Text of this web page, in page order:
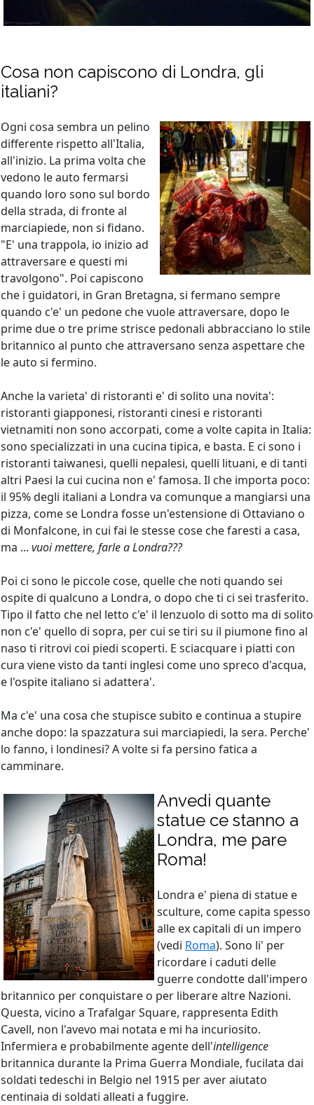
Cosa non capiscono di Londra, gli
italiani?
Ogni cosa sembra un pelino
differente rispetto all'Italia,
all'inizio. La prima volta che
vedono le auto fermarsi
quando loro sono sul bordo
della strada, di fronte al
marciapiede, non si fidano.
"E' una trappola, io inizio ad
attraversare e questi mi
travolgono". Poi capiscono
che i guidatori, in Gran Bretagna, si fermano sempre
quando c'e' un pedone che vuole attraversare, dopo le
prime due o tre prime strisce pedonali abbracciano lo stile
britannico al punto che attraversano senza aspettare che
le auto si fermino.
Anche la varieta' di ristoranti e' di solito una novita':
ristoranti giapponesi, ristoranti cinesi e ristoranti
vietnamiti non sono accorpati, come a volte capita in Italia:
sono specializzati in una cucina tipica, e basta. E ci sono i
ristoranti taiwanesi, quelli nepalesi, quelli lituani, e di tanti
altri Paesi la cui cucina non e' famosa. Il che importa poco:
il 95% degli italiani a Londra va comunque a mangiarsi una
pizza, come se Londra fosse un'estensione di Ottaviano o
di Monfalcone, in cui fai le stesse cose che faresti a casa,
ma ... vuoi mettere, farle a Londra???
Poi ci sono le piccole cose, quelle che noti quando sei
ospite di qualcuno a Londra, o dopo che ti ci sei trasferito.
Tipo il fatto che nel letto c'e' il lenzuolo di sotto ma di solito
non c'e' quello di sopra, per cui se tiri su il piumone fino al
naso ti ritrovi coi piedi scoperti. E sciacquare i piatti con
cura viene visto da tanti inglesi come uno spreco d'acqua,
e l'ospite italiano si adattera'.
Ma c'e' una cosa che stupisce subito e continua a stupire
anche dopo: la spazzatura sui marciapiedi, la sera. Perche'
lo fanno, i londinesi? A volte si fa persino fatica a
camminare.
Anvedi quante
statue ce stanno a
Londra, me pare
Roma!
Londra e' piena di statue e
sculture, come capita spesso
alle ex capitali di un impero
(vedi Roma). Sono li' per
ricordare i caduti delle
guerre condotte dall'impero
britannico per conquistare o per liberare altre Nazioni.
Questa, vicino a Trafalgar Square, rappresenta Edith
Cavell, non l'avevo mai notata e mi ha incuriosito.
Infermiera e probabilmente agente dell'intelligence
britannica durante la Prima Guerra Mondiale, fucilata dai
soldati tedeschi in Belgio nel 1915 per aver aiutato
centinaia di soldati alleati a fuggire.